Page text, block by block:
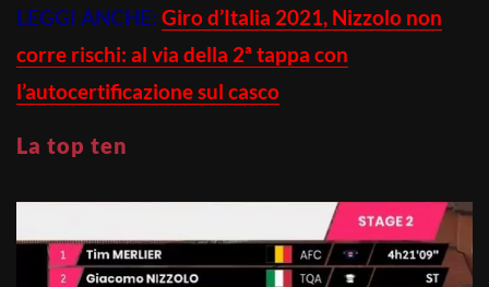
LEGGI ANCHE: Giro d’Italia 2021, Nizzolo non
corre rischi: al via della 2ª tappa con
l’autocertificazione sul casco
La top ten